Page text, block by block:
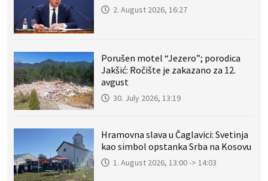
2. August 2026, 16:27
Porušen motel “Jezero”; porodica
Jakšić: Ročište je zakazano za 12.
avgust
30. July 2026, 13:19
Hramovna slava u Čaglavici: Svetinja
kao simbol opstanka Srba na Kosovu
1. August 2026, 13:00 -> 14:03